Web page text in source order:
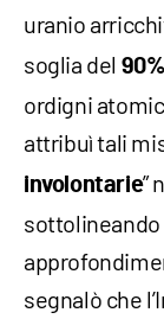
uranio
soglia del 90%
ordigni
attribuì tali
involontarie”
segnalò che